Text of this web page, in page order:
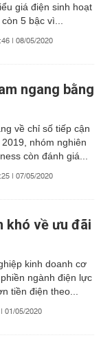
giá điện sinh hoạt
5 bậc vì...
| 08/05/2020
ngang bằng
về chỉ số tiếp cận
nhóm nghiên
còn đánh giá...
| 07/05/2020
khó về ưu đãi
kinh doanh cơ
ngành điện lực
tiền điện theo...
01/05/2020